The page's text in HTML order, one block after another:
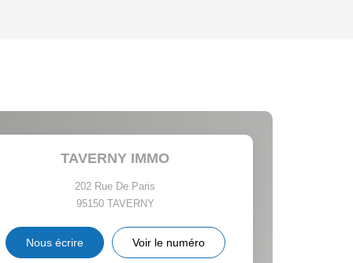
TAVERNY IMMO
202 Rue De Paris
95150 TAVERNY
Nous écrire Voir le numéro